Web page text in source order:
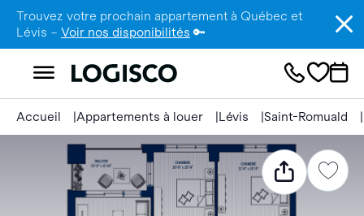
Trouvez votre prochain appartement à Québec et
Lévis – Voir nos disponibilités 🔑
Accueil Appartements à louer Lévis Saint-Romuald